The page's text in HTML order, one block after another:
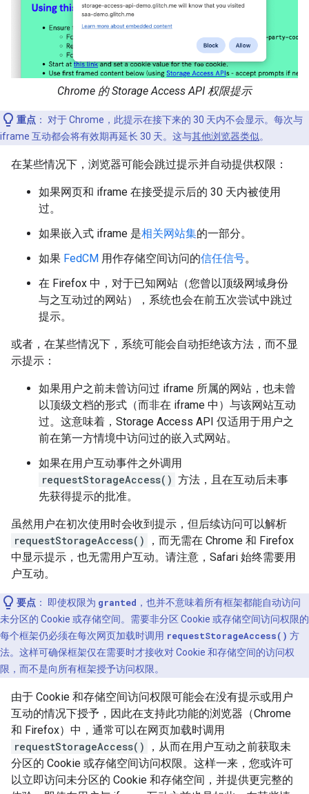
Chrome 的 Storage Access API 权限提示
重点 ： 对于 Chrome，此提示在接下来的 30 天内不会显示。每次与
iframe 互动都会将有效期再延长 30 天。这与其他浏览器类似。
在某些情况下，浏览器可能会跳过提示并自动提供权限：
如果网页和 iframe 在接受提示后的 30 天内被使用
过。
如果嵌入式 iframe 是相关网站集的一部分。
如果 FedCM 用作存储空间访问的信任信号。
在 Firefox 中，对于已知网站（您曾以顶级网域身份
与之互动过的网站），系统也会在前五次尝试中跳过
提示。
或者，在某些情况下，系统可能会自动拒绝该方法，而不显
示提示：
如果用户之前未曾访问过 iframe 所属的网站，也未曾
以顶级文档的形式（而非在 iframe 中）与该网站互动
过。这意味着，Storage Access API 仅适用于用户之
前在第一方情境中访问过的嵌入式网站。
如果在用户互动事件之外调用
requestStorageAccess() 方法，且在互动后未事
先获得提示的批准。
虽然用户在初次使用时会收到提示，但后续访问可以解析
requestStorageAccess()
，而无需在 Chrome 和 Firefox
中显示提示，也无需用户互动。请注意，Safari 始终需要用
户互动。
要点 ： 即使权限为 granted ，也并不意味着所有框架都能自动访问
未分区的 Cookie 或存储空间。需要非分区 Cookie 或存储空间访问权限的
每个框架仍必须在每次网页加载时调用 requestStorageAccess() 方
法。这样可确保框架仅在需要时才接收对 Cookie 和存储空间的访问权
限，而不是向所有框架授予访问权限。
由于 Cookie 和存储空间访问权限可能会在没有提示或用户
互动的情况下授予，因此在支持此功能的浏览器（Chrome
和 Firefox）中，通常可以在网页加载时调用
requestStorageAccess()
，从而在用户互动之前获取未
分区的 Cookie 或存储空间访问权限。这样一来，您或许可
以立即访问未分区的 Cookie 和存储空间，并提供更完整的